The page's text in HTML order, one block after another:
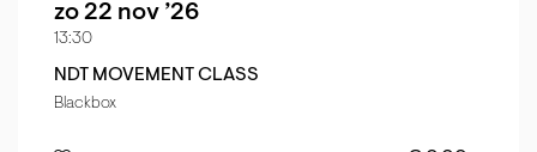
zo 22 nov ’26
13:30
NDT MOVEMENT CLASS
Blackbox